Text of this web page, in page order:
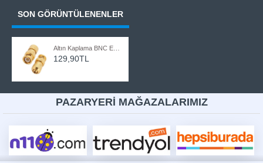
SON GÖRÜNTÜLENENLER
Altın Kaplama BNC Erkek Konnektör CCTV Kamera Kablo Ucu 5 Adet
129,90TL
PAZARYERİ MAĞAZALARIMIZ